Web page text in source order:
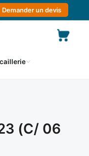
Demander un devis
(C/ 06